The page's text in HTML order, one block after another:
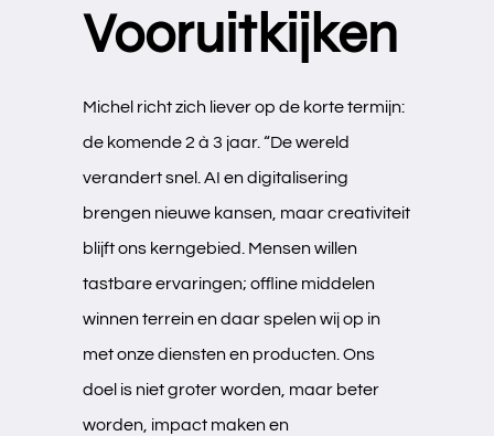
Vooruitkijken
Michel richt zich liever op de korte termijn:
de komende 2 à 3 jaar. “De wereld
verandert snel. AI en digitalisering
brengen nieuwe kansen, maar creativiteit
blijft ons kerngebied. Mensen willen
tastbare ervaringen; offline middelen
winnen terrein en daar spelen wij op in
met onze diensten en producten. Ons
doel is niet groter worden, maar beter
worden, impact maken en